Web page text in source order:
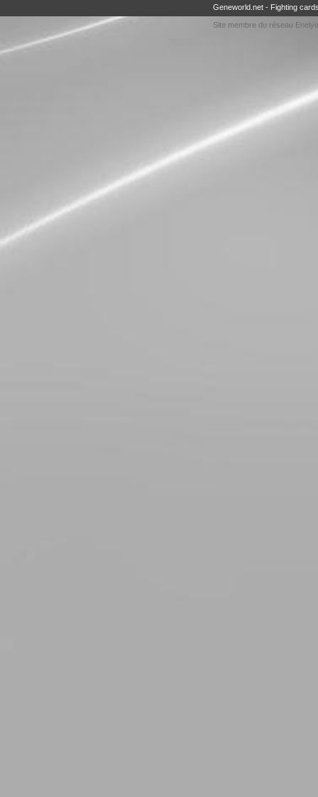
Geneworld.net- Fighting
Site membre du réseau Enelye